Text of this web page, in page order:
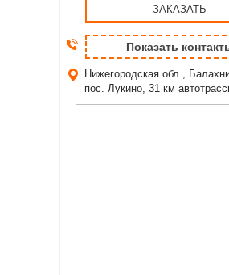
ЗАКАЗАТЬ
Показать
Нижегородская обл.,
пос. Лукино, 31 км